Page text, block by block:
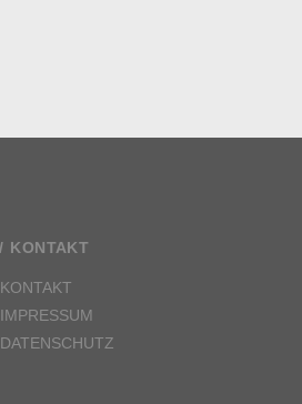
KONTAKT
KONTAKT
IMPRESSUM
DATENSCHUTZ